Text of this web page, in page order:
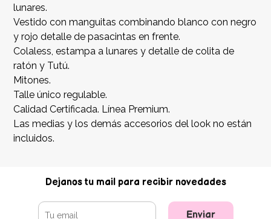
lunares.
Vestido con manguitas combinando blanco con negro
y rojo detalle de pasacintas en frente.
Colaless, estampa a lunares y detalle de colita de
ratón y Tutú.
Mitones.
Talle único regulable.
Calidad Certificada. Línea Premium.
Las medias y los demás accesorios del look no están
incluidos.
Dejanos tu mail para recibir novedades
Enviar